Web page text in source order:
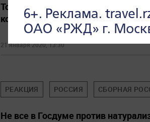
Точки силы. Как западные СМИ
конституцию
21 января 2020, 13:30
РЕАКЦИЯ РОССИЯ СБОРНАЯ
Не все в Госдуме против